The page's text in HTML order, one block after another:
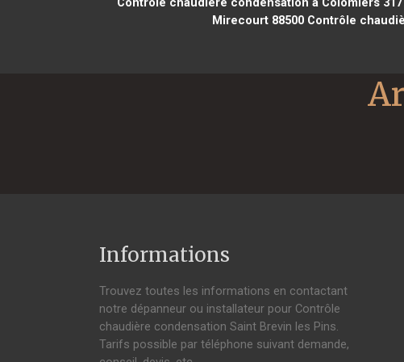
Mirecourt 88500Contrôle
Informations
Trouvez toutes les informations en contactant
notre dépanneur ou installateur pour Contrôle
chaudière condensation Saint Brevin les Pins.
Tarifs possible par téléphone suivant demande,